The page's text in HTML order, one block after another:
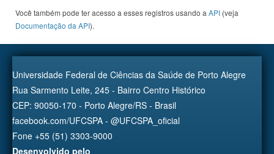
Você também pode ter acesso a esses registros usando a API (veja
Documentação da API).
Universidade Federal de Ciências da Saúde de Porto Alegre
Rua Sarmento Leite, 245 - Bairro Centro Histórico
CEP: 90050-170 - Porto Alegre/RS - Brasil
facebook.com/UFCSPA - @UFCSPA_oficial
Fone +55 (51) 3303-9000
Desenvolvido pelo